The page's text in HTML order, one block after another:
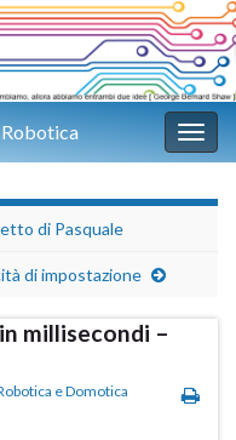
di Pasquale
di impostazione
millisecondi –
e Domotica